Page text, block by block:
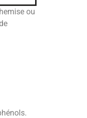
ou